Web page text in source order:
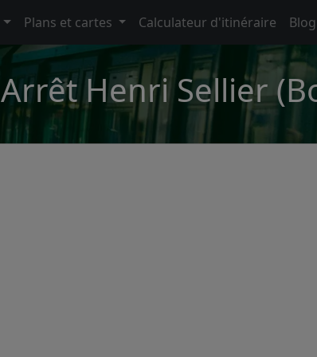
Plans et cartes Calculateur d'itinéraire Blog
Arrêt Henri Sellier